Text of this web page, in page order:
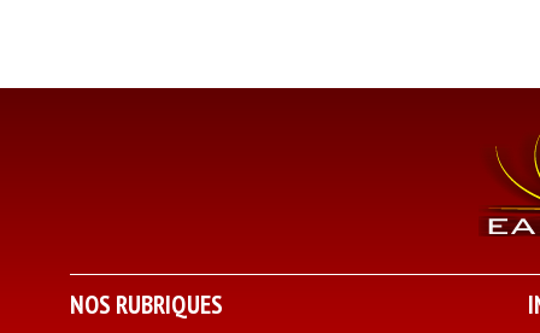
NOS RUBRIQUES